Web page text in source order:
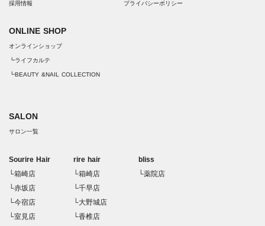
採用情報
ONLINE SHOP
オンラインショップ
┗ライフカルテ
┗BEAUTY &NAIL COLLECTION
プライバシーポリシー
SALON
サロン一覧
Sourire Hair
└箱崎店
└赤坂店
└今宿店
└室見店
rire hair
└箱崎店
└千早店
└大野城店
└香椎店
bliss
└薬院店